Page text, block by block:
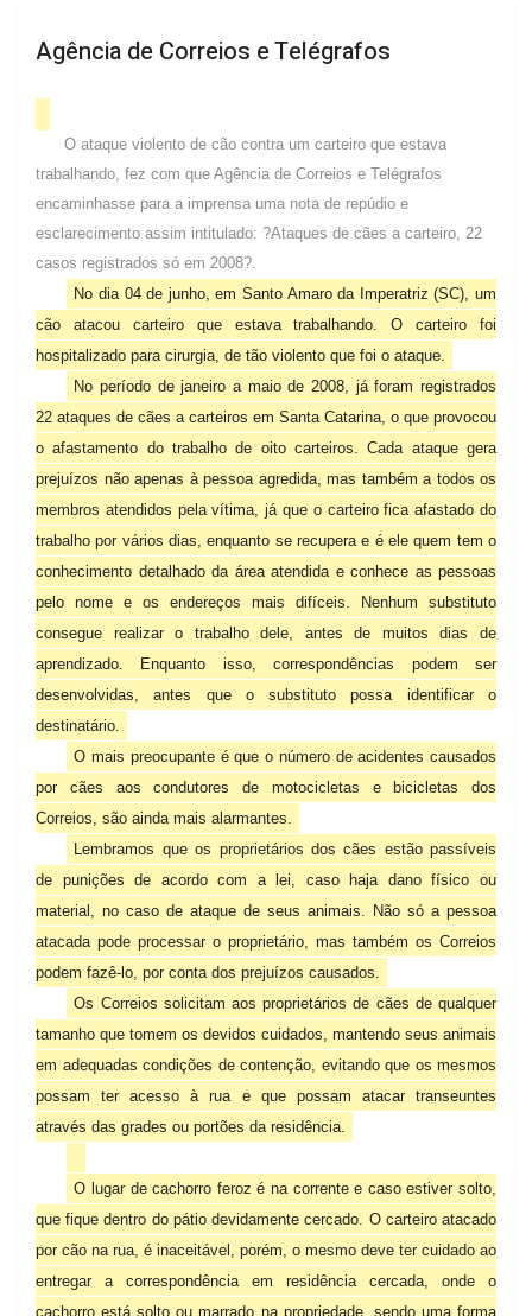
Agência de Correios e Telégrafos
O ataque violento de cão contra um carteiro que estava
trabalhando, fez com que Agência de Correios e Telégrafos
encaminhasse para a imprensa uma nota de repúdio e
esclarecimento assim intitulado: ?Ataques de cães a carteiro, 22
casos registrados só em 2008?.
No dia 04 de junho, em Santo Amaro da Imperatriz (SC), um
cão atacou carteiro que estava trabalhando. O carteiro foi
hospitalizado para cirurgia, de tão violento que foi o ataque.
No período de janeiro a maio de 2008, já foram registrados
22 ataques de cães a carteiros em Santa Catarina, o que provocou
o afastamento do trabalho de oito carteiros. Cada ataque gera
prejuízos não apenas à pessoa agredida, mas também a todos os
membros atendidos pela vítima, já que o carteiro fica afastado do
trabalho por vários dias, enquanto se recupera e é ele quem tem o
conhecimento detalhado da área atendida e conhece as pessoas
pelo nome e os endereços mais difíceis. Nenhum substituto
consegue realizar o trabalho dele, antes de muitos dias de
aprendizado. Enquanto isso, correspondências podem ser
desenvolvidas, antes que o substituto possa identificar o
destinatário.
O mais preocupante é que o número de acidentes causados
por cães aos condutores de motocicletas e bicicletas dos
Correios, são ainda mais alarmantes.
Lembramos que os proprietários dos cães estão passíveis
de punições de acordo com a lei, caso haja dano físico ou
material, no caso de ataque de seus animais. Não só a pessoa
atacada pode processar o proprietário, mas também os Correios
podem fazê-lo, por conta dos prejuízos causados.
Os Correios solicitam aos proprietários de cães de qualquer
tamanho que tomem os devidos cuidados, mantendo seus animais
em adequadas condições de contenção, evitando que os mesmos
possam ter acesso à rua e que possam atacar transeuntes
através das grades ou portões da residência.
O lugar de cachorro feroz é na corrente e caso estiver solto,
que fique dentro do pátio devidamente cercado. O carteiro atacado
por cão na rua, é inaceitável, porém, o mesmo deve ter cuidado ao
entregar a correspondência em residência cercada, onde o
cachorro está solto ou marrado na propriedade, sendo uma forma